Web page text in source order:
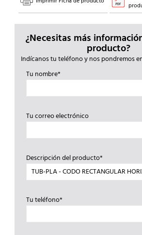
¿Necesitas más
producto?
Indícanos tu teléfono y nos pondremos
Tu nombre*
Tu correo electrónico
Descripción del producto*
Tu teléfono*